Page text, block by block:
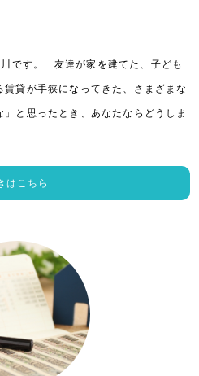
です。 友達が家を建てた、子ども
貸が手狭になってきた、さまざまな
と思ったとき、あなたならどうしま
はこちら